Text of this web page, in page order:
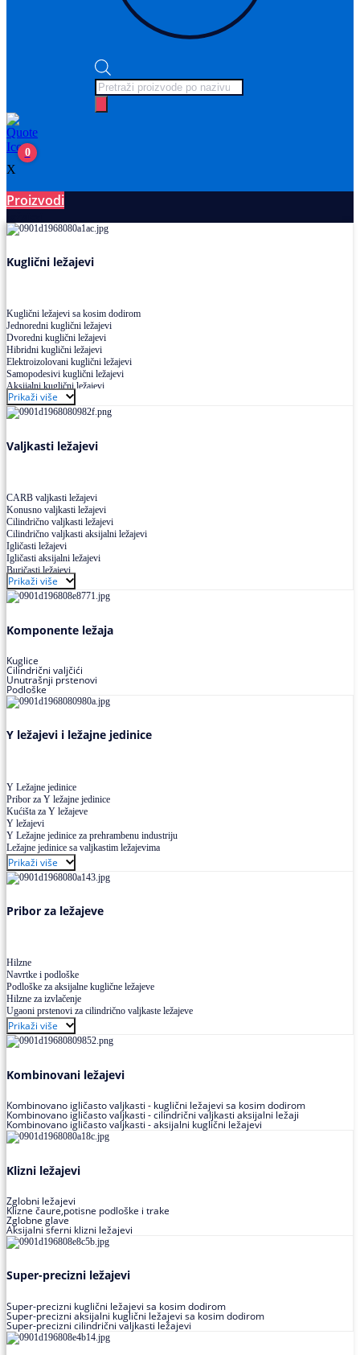
Products
search
0
X
Proizvodi
Kuglični ležajevi
Kuglični ležajevi sa kosim dodirom
Jednoredni kuglični ležajevi
Dvoredni kuglični ležajevi
Hibridni kuglični ležajevi
Elektroizolovani kuglični ležajevi
Samopodesivi kuglični ležajevi
Aksijalni kuglični ležajevi
Kuglični ležajevi od nerđajućeg čelika
Prikaži više
Valjkasti ležajevi
CARB valjkasti ležajevi
Konusno valjkasti ležajevi
Cilindrično valjkasti ležajevi
Cilindrično valjkasti aksijalni ležajevi
Igličasti ležajevi
Igličasti aksijalni ležajevi
Buričasti ležajevi
Buričasti zaptiveni ležajevi
Buričasti aksijalni ležajevi
Prikaži više
Komponente ležaja
Kuglice
Cilindrični valjčići
Unutrašnji prstenovi
Podloške
Y ležajevi i ležajne jedinice
Y Ležajne jedinice
Pribor za Y ležajne jedinice
Kućišta za Y ležajeve
Y ležajevi
Y Ležajne jedinice za prehrambenu industriju
Ležajne jedinice sa valjkastim ležajevima
Prikaži više
Pribor za ležajeve
Hilzne
Navrtke i podloške
Podloške za aksijalne kuglične ležajeve
Hilzne za izvlačenje
Ugaoni prstenovi za cilindrično valjkaste ležajeve
Prikaži više
Kombinovani ležajevi
Kombinovano igličasto valjkasti - kuglični ležajevi sa kosim dodirom
Kombinovano igličasto valjkasti - cilindrični valjkasti aksijalni ležaji
Kombinovano igličasto valjkasti - aksijalni kuglični ležajevi
Klizni ležajevi
Zglobni ležajevi
Klizne čaure,potisne podloške i trake
Zglobne glave
Aksijalni sferni klizni ležajevi
Super-precizni ležajevi
Super-precizni kuglični ležajevi sa kosim dodirom
Super-precizni aksijalni kuglični ležajevi sa kosim dodirom
Super-precizni cilindrični valjkasti ležajevi